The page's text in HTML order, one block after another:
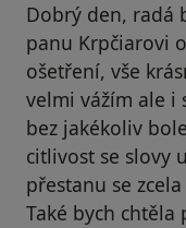
Dobrý den, radá
panu Krpčiarovi
ošetření, vše
velmi vážím ale i
bez jakékoliv
citlivost se slovy
přestanu se
Také bych chtěla